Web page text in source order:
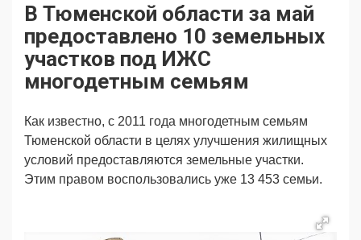
Ещё
В Тюменской области за май
предоставлено 10 земельных
участков под ИЖС
многодетным семьям
Как известно, с 2011 года многодетным семьям
Тюменской области в целях улучшения жилищных
условий предоставляются земельные участки.
Этим правом воспользовались уже 13 453 семьи.